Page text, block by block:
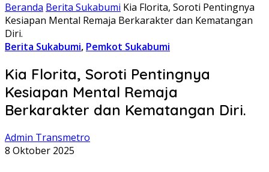
Beranda Berita Sukabumi Kia Florita, Soroti Pentingnya
Kesiapan Mental Remaja Berkarakter dan Kematangan
Diri.
Berita Sukabumi, Pemkot Sukabumi
Kia Florita, Soroti Pentingnya
Kesiapan Mental Remaja
Berkarakter dan Kematangan Diri.
Admin Transmetro
8 Oktober 2025